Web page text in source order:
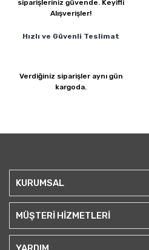
siparişleriniz güvende. Keyifli
Alışverişler!
Hızlı ve Güvenli Teslimat
Verdiğiniz siparişler aynı gün
kargoda.
KURUMSAL
MÜŞTERİ HİZMETLERİ